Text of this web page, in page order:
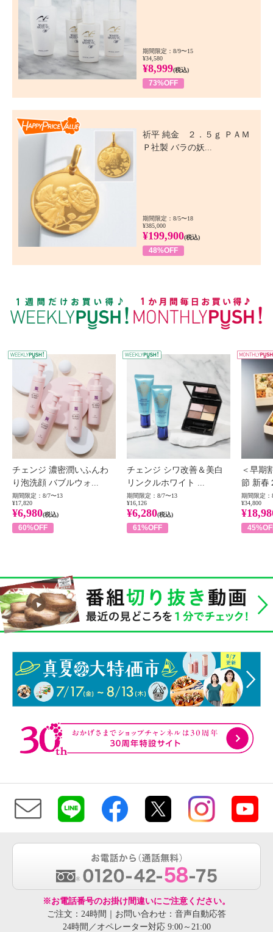
期間限定：8/9〜15
¥34,580
¥8,999(税込)
73%OFF
祈平 純金 ２．５ｇ ＰＡＭ
Ｐ社製 バラの妖...
期間限定：8/5〜18
¥385,000
¥199,900(税込)
48%OFF
WEEKLY PUSH
チェンジ 濃密潤いふんわ
り泡洗顔 バブルウォ...
期間限定：8/7〜13
¥17,820
¥6,980(税込)
60%OFF
チェンジ シワ改善＆美白
リンクルホワイト ...
期間限定：8/7〜13
¥16,126
¥6,280(税込)
61%OFF
＜早期
節 新春
期間限定：
¥34,800
※お電話番号のお掛け間違いにご注意ください。
ご注文：24時間｜お問い合わせ：音声自動応答
24時間／オペレーター対応 9:00～21:00